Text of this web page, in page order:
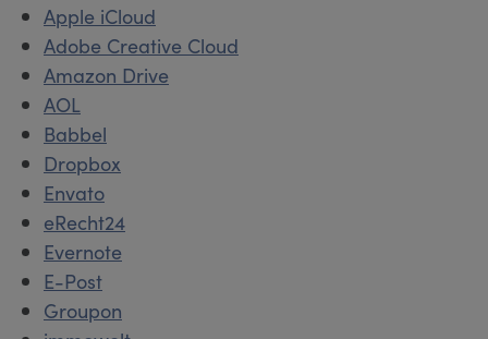
Apple iCloud
Adobe Creative Cloud
Amazon Drive
AOL
Babbel
Dropbox
Envato
eRecht24
Evernote
E-Post
Groupon